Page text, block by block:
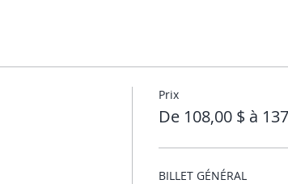
Prix
De 108,00 $ à
BILLET GÉNÉRAL